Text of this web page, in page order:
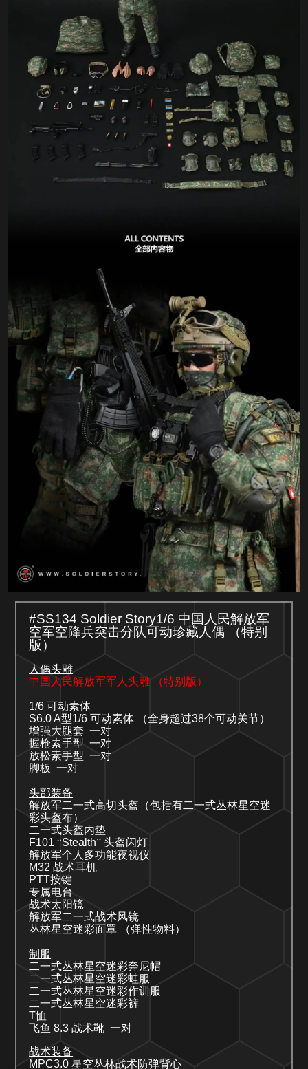
#SS134 Soldier Story1/6 中国人民解放军
空军空降兵突击分队可动珍藏人偶
（特别
版）
人偶头雕
中国人民解放军军人头雕
（特别版）
1/6 可动素体
S6.0 A型1/6 可动素体 （全身超过38个可动关节）
增强大腿套 一对
握枪素手型 一对
放松素手型 一对
脚板 一对
头部装备
解放军二一式高切头盔（包括有二一式丛林星空迷
彩头盔布）
二一式头盔内垫
F101“Stealth” 头盔闪灯
解放军个人多功能夜视仪
M32战术耳机
PTT按键
专属电台
战术太阳镜
解放军二一式战术风镜
丛林星空迷彩面罩
（弹性物料）
制服
二一式丛林星空迷彩奔尼帽
二一式丛林星空迷彩蛙服
二一式丛林星空迷彩作训服
二一式丛林星空迷彩裤
T恤
飞鱼 8.3战术靴 一对
战术装备
MPC3.0星空丛林战术防弹背心